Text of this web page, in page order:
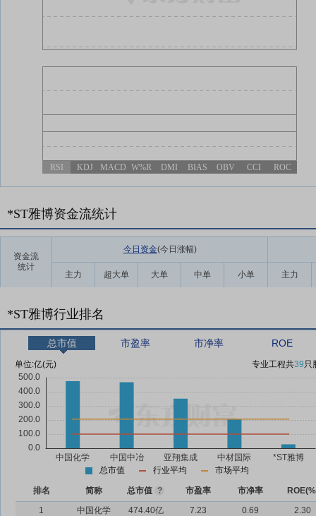
RSI KDJ MACD W%R DMI BIAS OBV CCI ROC
*ST雅博资金流统计
资金流
统计
今日资金(今日涨幅)
主力 超大单 大单 中单 小单 主力
*ST雅博行业排名
总市值 市盈率 市净率 ROE
单位:亿(元) 专业工程共39只
总市值 行业平均 市场平均
排名 简称 总市值 ? 市盈率 市净率
1
中国化学 474.40亿 7.23 0.69
2.30